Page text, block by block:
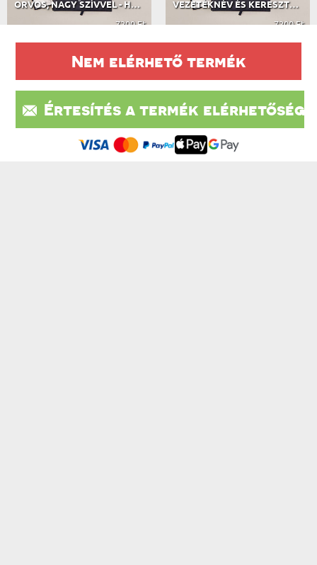
Nem elérhető termék
Értesítés a termék
ORVOS, NAGY SZÍVVEL - HATÁRIDŐNAPLÓ
7200 Ft
VEZETÉKNÉV ÉS KERESZTNÉV - HATÁRIDŐ...
7200 Ft
A VÁSÁRLÓK VÉLEMÉNYEI
Adatvédelmi Szabályzatban olvashatsz.. Elfogadom